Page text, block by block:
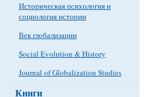
Историческая психология и
социология истории
Век глобализации
Social Evolution & History
Journal of Globalization Studies
Книги